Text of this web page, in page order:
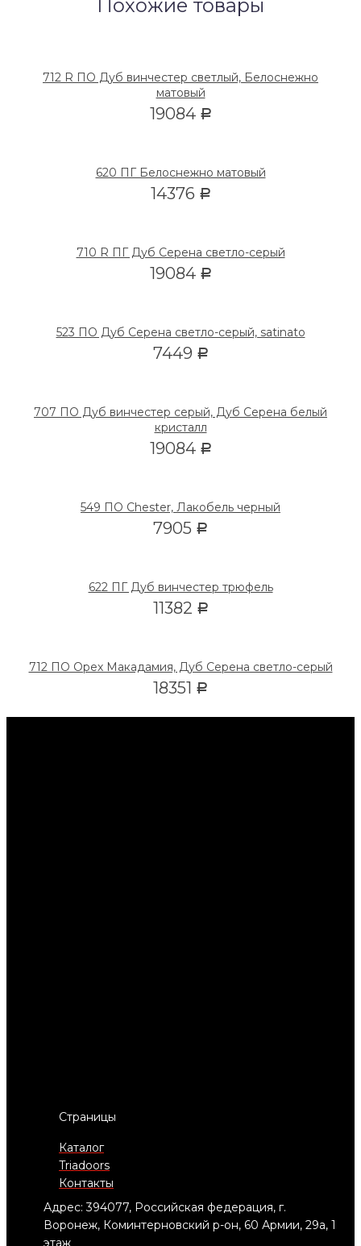
Похожие товары
712 R ПО Дуб винчестер светлый, Белоснежно
матовый
19084 Р
620 ПГ Белоснежно матовый
14376 Р
710 R ПГ Дуб Серена светло-серый
19084 Р
523 ПО Дуб Серена светло-серый, satinato
7449 Р
707 ПО Дуб винчестер серый, Дуб Серена белый
кристалл
19084 Р
549 ПО Chester, Лакобель черный
7905 Р
622 ПГ Дуб винчестер трюфель
11382 Р
712 ПО Орех Макадамия, Дуб Серена светло-серый
18351 Р
Страницы
Каталог
Triadoors
Контакты
Адрес: 394077, Российская федерация, г.
Воронеж, Коминтерновский р-он, 60 Армии, 29а, 1
этаж